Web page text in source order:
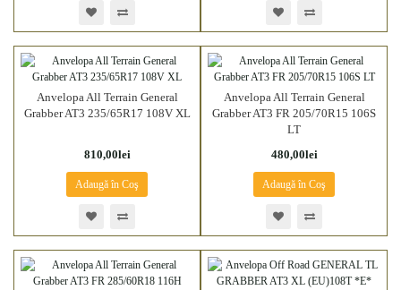
Anvelopa All Terrain General
Grabber AT3 235/65R17 108V XL
810,00lei
Adaugă în Coş
Anvelopa All Terrain General
Grabber AT3 FR 205/70R15 106S
LT
480,00lei
Adaugă în Coş